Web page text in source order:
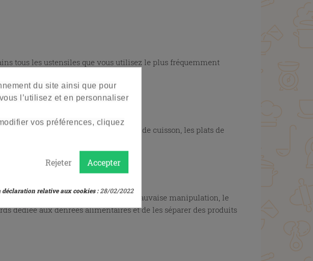
tous les ustensiles que vous utilisez le plus fréquemment
les casseroles et poêles, les ustensiles de cuisson, les plats de
Pour éviter tout accident de mauvaise manipulation, le
dédiée aux denrées alimentaires et de les séparer des produits
du site ainsi que pour
l’utilisez et en personnaliser
vos préférences, cliquez
Accepter
Rejeter
déclaration relative aux cookies :28/02/2022